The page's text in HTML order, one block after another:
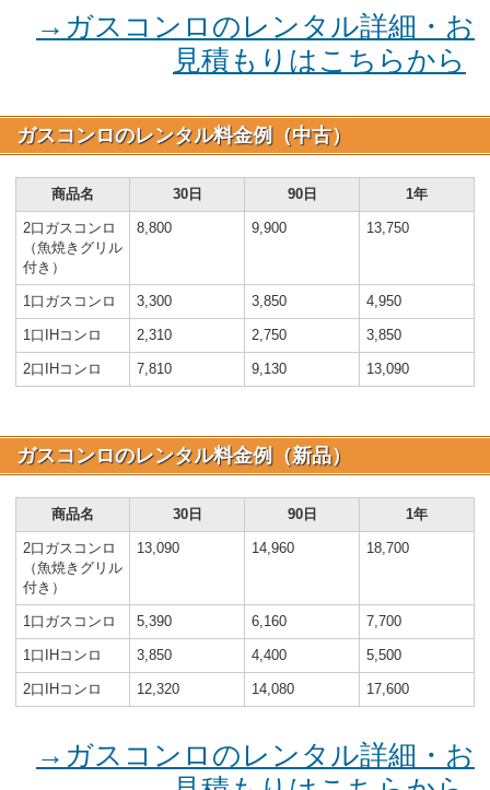
→ガスコンロのレンタル詳細・お
見積もりはこちらから
ガスコンロのレンタル料金例（中古）
商品名 30日 90日 1年
2口ガスコンロ
（魚焼きグリル
付き）
8,800 9,900 13,750
1口ガスコンロ 3,300 3,850 4,950
1口IHコンロ 2,310 2,750 3,850
2口IHコンロ 7,810 9,130 13,090
ガスコンロのレンタル料金例（新品）
商品名 30日 90日 1年
2口ガスコンロ
（魚焼きグリル
付き）
13,090 14,960 18,700
1口ガスコンロ 5,390 6,160 7,700
1口IHコンロ 3,850 4,400 5,500
2口IHコンロ 12,320 14,080 17,600
→ガスコンロのレンタル詳細・お